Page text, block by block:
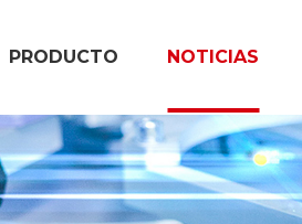
PRODUCTO NOTICIAS